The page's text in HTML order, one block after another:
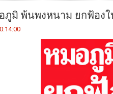
ภูมิ พ้นพงหนาม ยกฟ้อง